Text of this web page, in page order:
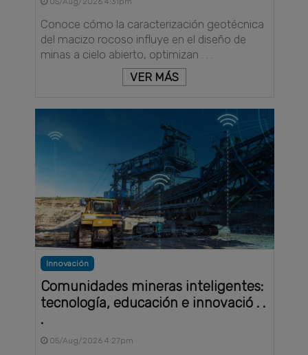
Conoce cómo la caracterización geotécnica
del macizo rocoso influye en el diseño de
minas a cielo abierto, optimizan . . .
VER MÁS
Innovación
Comunidades mineras inteligentes:
tecnología, educación e innovació . .
.
05/Aug/2026 4:27pm